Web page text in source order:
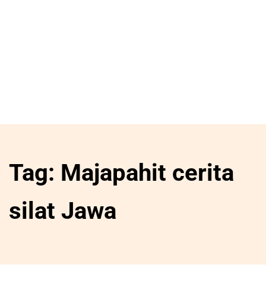
Tag: Majapahit cerita
silat Jawa